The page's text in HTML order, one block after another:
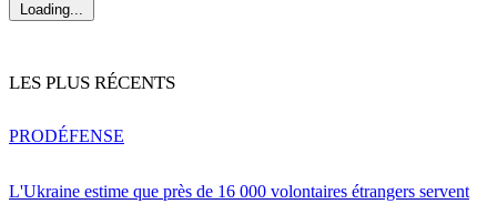
Loading...
LES PLUS RÉCENTS
L'Ukraine estime que près de 16 000 volontaires étrangers servent
PRODÉFENSE